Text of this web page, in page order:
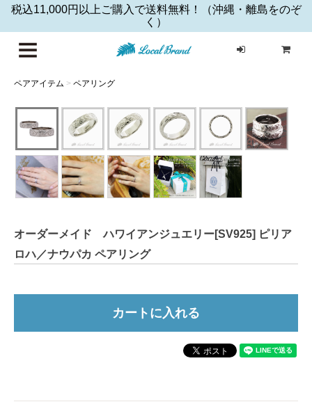
税込11,000円以上ご購入で送料無料！（沖縄・離島をのぞ
く）
ペアアイテム > ペアリング
オーダーメイド ハワイアンジュエリー[SV925] ピリア
ロハ／ナウパカ ペアリング